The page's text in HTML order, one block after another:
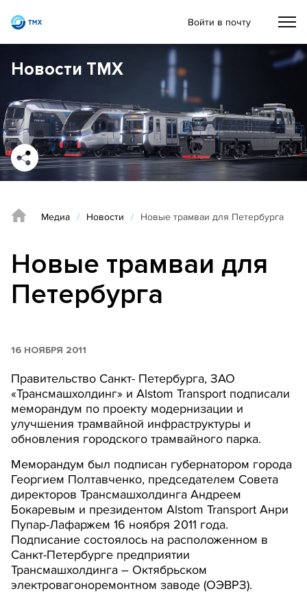
Войти в почту
Новости ТМХ
Медиа / Новости / Новые трамваи для Петербурга
Новые трамваи для
Петербурга
16 НОЯБРЯ 2011
Правительство Санкт- Петербурга, ЗАО
«Трансмашхолдинг» и Alstom Transport подписали
меморандум по проекту модернизации и
улучшения трамвайной инфраструктуры и
обновления городского трамвайного парка.
Меморандум был подписан губернатором города
Георгием Полтавченко, председателем Совета
директоров Трансмашхолдинга Андреем
Бокаревым и президентом Alstom Transport Анри
Пупар-Лафаржем 16 ноября 2011 года.
Подписание состоялось на расположенном в
Санкт-Петербурге предприятии
Трансмашхолдинга – Октябрьском
электровагоноремонтном заводе (ОЭВРЗ).